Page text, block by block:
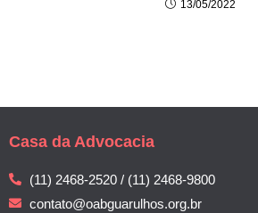
13/05/2022
Casa da Advocacia
(11) 2468-2520 / (11) 2468-9800
contato@oabguarulhos.org.br